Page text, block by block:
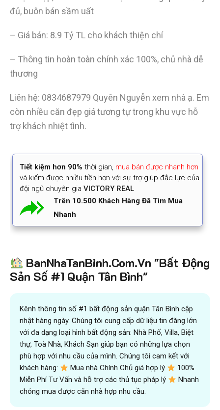
đủ, buôn bán sầm uất
– Giá bán: 8.9 Tỷ TL cho khách thiện chí
– Thông tin hoàn toàn chính xác 100%, chủ nhà dễ
thương
️Liên hệ: 0834687979 Quyên Nguyễn xem nhà ạ. Em
còn nhiều căn đẹp giá tương tự trong khu vực hỗ
trợ khách nhiệt tình.
Tiết kiệm hơn 90% thời gian, mua bán được nhanh hơn
và kiếm được nhiều tiền hơn với sự trợ giúp đắc lực của
đội ngũ chuyên gia VICTORY REAL
Trên 10.500 Khách Hàng Đã Tìm Mua
Nhanh
BanNhaTanBinh.Com.Vn "Bất Động
Sản Số #1 Quận Tân Bình"
Kênh thông tin số #1 bất động sản quận Tân Bình cập
nhật hàng ngày. Chúng tôi cung cấp dữ liệu tin đăng lớn
với đa dạng loại hình bất động sản: Nhà Phố, Villa, Biệt
thự, Toà Nhà, Khách Sạn giúp bạn có những lựa chọn
phù hợp với nhu cầu của mình. Chúng tôi cam kết với
khách hàng:
Mua nhà Chính Chủ giá hợp lý
100%
Miễn Phí Tư Vấn và hỗ trợ các thủ tục pháp lý
Nhanh
chóng mua được căn nhà hợp nhu cầu.